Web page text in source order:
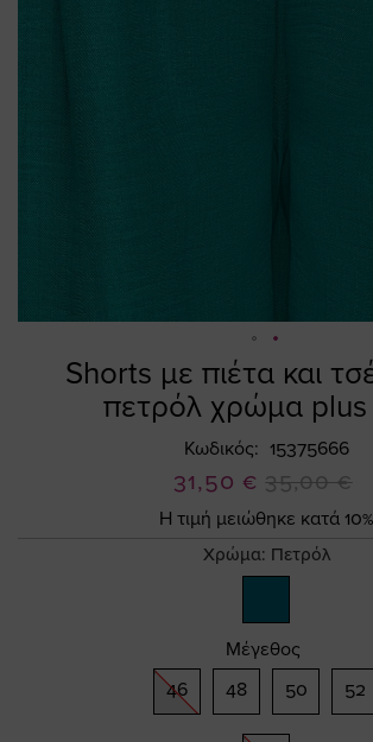
Shorts με πιέτα και
πετρόλ χρώμα plus
Κωδικός 15375666
Ειδική
Τιμή
31,50 € 35,00 €
Η τιμή μειώθηκε κατά 10%
Χρώμα: Πετρόλ
Μέγεθος
46
48 50 52